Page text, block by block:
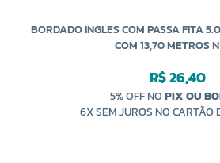
BORDADO INGLES COM PASSA FITA
COM 13,70 METROS
R$ 26,40
5% OFF NOPIX OU
6X SEM JUROS NO CARTÃO